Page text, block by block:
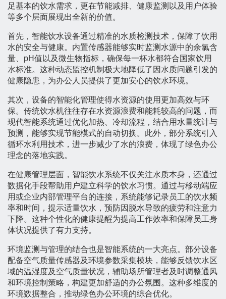
足基本的饮水需求，更在节能减排、健康监测以及用户体验
等多个层面展现出全新的价值。
首先，智能饮水设备通过精准的水质检测技术，保障了饮用
水的安全与健康。内置传感器能够实时监测水源中的余氯含
量、pH值以及微生物指标，确保每一杯水都符合国家饮用
水标准。这种动态监控机制极大地降低了因水质问题引发的
健康隐患，为办公人员提供了更加安心的饮水环境。
其次，设备的智能化管理使得水资源的使用更加高效与环
保。传统饮水机往往存在水资源浪费和能耗较高的问题，而
现代智能系统通过优化加热、冷却流程，结合用水量统计与
预测，能够实现节能模式的自动切换。此外，部分系统引入
循环水利用技术，进一步减少了水的浪费，体现了绿色办公
理念的落地实践。
在健康管理层面，智能饮水系统不仅关注水质本身，还通过
数据化手段帮助用户建立科学的饮水习惯。通过与移动端应
用或企业内部管理平台的连接，系统能够记录员工的饮水频
率和时间，提示适量饮水，预防因脱水导致的疲劳和注意力
下降。这种个性化的健康提醒为提高工作效率和保障员工身
体状况提供了有力支持。
环境监测与管理的结合也是智能系统的一大亮点。部分设备
配备空气质量传感器及环境参数采集模块，能够反馈饮水区
域的温湿度及空气质量状况，辅助场所管理者及时调整通风
和环境控制策略，构建更加舒适的办公氛围。这种多维度的
环境数据整合，推动绿色办公环境的综合优化。